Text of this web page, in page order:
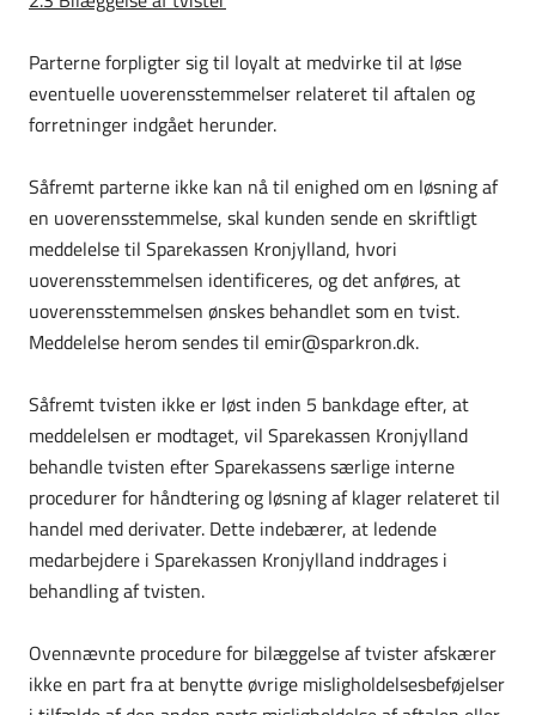
Parterne forpligter sig til loyalt at medvirke til at løse
eventuelle uoverensstemmelser relateret til aftalen og
forretninger indgået herunder.
Såfremt parterne ikke kan nå til enighed om en løsning af
en uoverensstemmelse, skal kunden sende en skriftligt
meddelelse til Sparekassen Kronjylland, hvori
uoverensstemmelsen identificeres, og det anføres, at
uover­ensstemmelsen ønskes behandlet som en tvist.
Meddelelse herom sendes til emir@sparkron.dk.
Såfremt tvisten ikke er løst inden 5 bankdage efter, at
meddelelsen er modtaget, vil Sparekassen Kronjylland
behandle tvisten efter Sparekassens særlige interne
procedurer for håndtering og løsning af klager relateret til
handel med derivater. Dette indebærer, at ledende
medarbejdere i Sparekassen Kronjylland inddrages i
behandling af tvisten.
Ovennævnte procedure for bilæggelse af tvister afskærer
ikke en part fra at benytte øvrige mislig­holdelses­beføjelser